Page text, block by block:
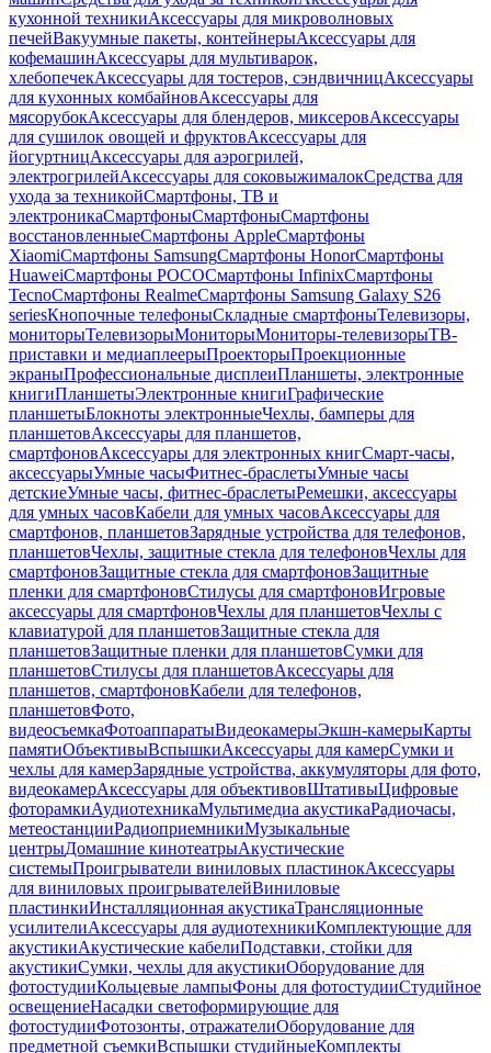
кухонной техникиАксессуары для микроволновых
печейВакуумные пакеты, контейнерыАксессуары для
кофемашинАксессуары для мультиварок,
хлебопечекАксессуары для тостеров, сэндвичницАксессуары
для кухонных комбайновАксессуары для
мясорубокАксессуары для блендеров, миксеровАксессуары
для сушилок овощей и фруктовАксессуары для
йогуртницАксессуары для аэрогрилей,
электрогрилейАксессуары для соковыжималокСредства для
ухода за техникойСмартфоны, ТВ и
электроникаСмартфоныСмартфоныСмартфоны
восстановленныеСмартфоны AppleСмартфоны
XiaomiСмартфоны SamsungСмартфоны HonorСмартфоны
HuaweiСмартфоны POCOСмартфоны InfinixСмартфоны
TecnoСмартфоны RealmeСмартфоны Samsung Galaxy S26
seriesКнопочные телефоныСкладные смартфоныТелевизоры,
мониторыТелевизорыМониторыМониторы-телевизорыТВ-
приставки и медиаплеерыПроекторыПроекционные
экраныПрофессиональные дисплеиПланшеты, электронные
книгиПланшетыЭлектронные книгиГрафические
планшетыБлокноты электронныеЧехлы, бамперы для
планшетовАксессуары для планшетов,
смартфоновАксессуары для электронных книгСмарт-часы,
аксессуарыУмные часыФитнес-браслетыУмные часы
детскиеУмные часы, фитнес-браслетыРемешки, аксессуары
для умных часовКабели для умных часовАксессуары для
смартфонов, планшетовЗарядные устройства для телефонов,
планшетовЧехлы, защитные стекла для телефоновЧехлы для
смартфоновЗащитные стекла для смартфоновЗащитные
пленки для смартфоновСтилусы для смартфоновИгровые
аксессуары для смартфоновЧехлы для планшетовЧехлы с
клавиатурой для планшетовЗащитные стекла для
планшетовЗащитные пленки для планшетовСумки для
планшетовСтилусы для планшетовАксессуары для
планшетов, смартфоновКабели для телефонов,
планшетовФото,
видеосъемкаФотоаппаратыВидеокамерыЭкшн-камерыКарты
памятиОбъективыВспышкиАксессуары для камерСумки и
чехлы для камерЗарядные устройства, аккумуляторы для фото,
видеокамерАксессуары для объективовШтативыЦифровые
фоторамкиАудиотехникаМультимедиа акустикаРадиочасы,
метеостанцииРадиоприемникиМузыкальные
центрыДомашние кинотеатрыАкустические
системыПроигрыватели виниловых пластинокАксессуары
для виниловых проигрывателейВиниловые
пластинкиИнсталляционная акустикаТрансляционные
усилителиАксессуары для аудиотехникиКомплектующие для
акустикиАкустические кабелиПодставки, стойки для
акустикиСумки, чехлы для акустикиОборудование для
фотостудииКольцевые лампыФоны для фотостудииСтудийное
освещениеНасадки светоформирующие для
фотостудииФотозонты, отражателиОборудование для
предметной съемкиВспышки студийныеКомплекты